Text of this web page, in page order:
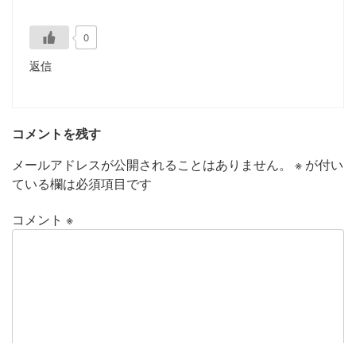
0
返信
コメントを残す
メールアドレスが公開されることはありません。
※ が付い
ている欄は必須項目です
コメント ※